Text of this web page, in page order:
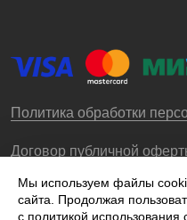
Политика обработки
Договор публичной
© 2009-2026 – ООО
Мы используем файлы
сайта. Продолжая
с политикой использования